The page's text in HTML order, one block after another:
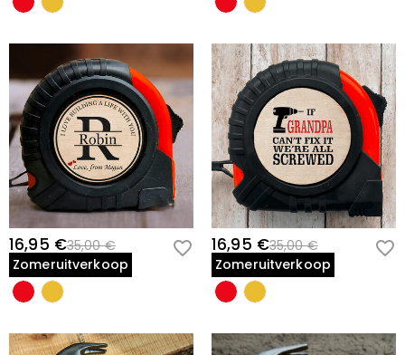
16,95 €35,00 €
Zomeruitverkoop
16,95 €35,00 €
Zomeruitverkoop